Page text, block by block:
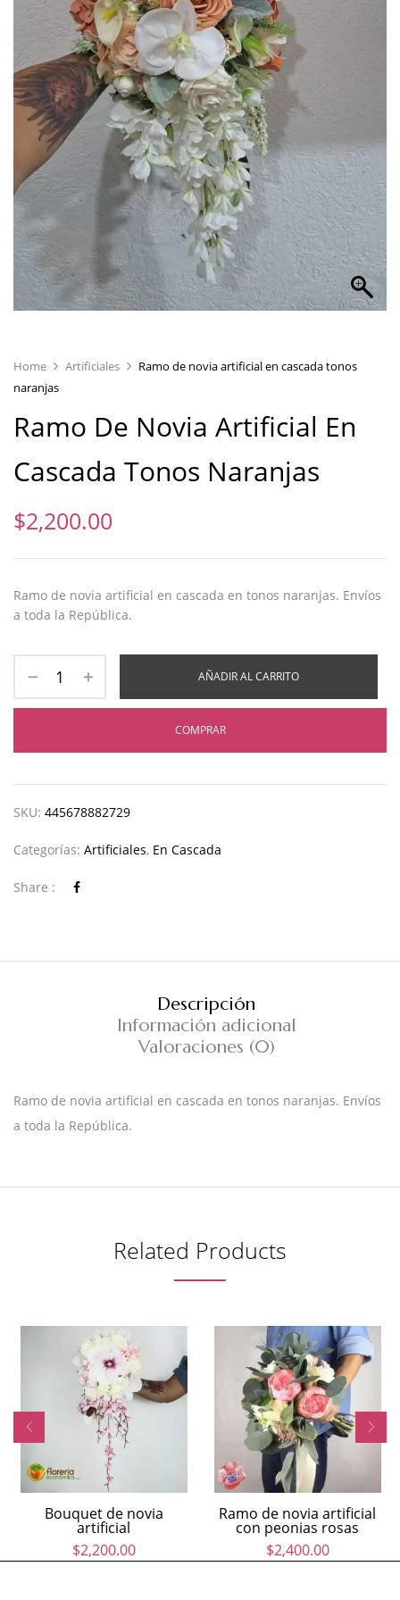
Home Artificiales
Ramo de novia artificial en cascada tonos
naranjas
Ramo De Novia Artificial En
Cascada Tonos Naranjas
$2,200.00
Ramo de novia artificial en cascada en tonos naranjas. Envíos
a toda la República.
AÑADIR AL CARRITO
COMPRAR
SKU: 445678882729
Categorías: Artificiales, En Cascada
Share :
Descripción
Información adicional
Valoraciones (0)
Ramo de novia artificial en cascada en tonos naranjas. Envíos
a toda la República.
Related Products
Bouquet de novia
artificial
$2,200.00
Ramo de novia artificial
con peonias rosas
$2,400.00